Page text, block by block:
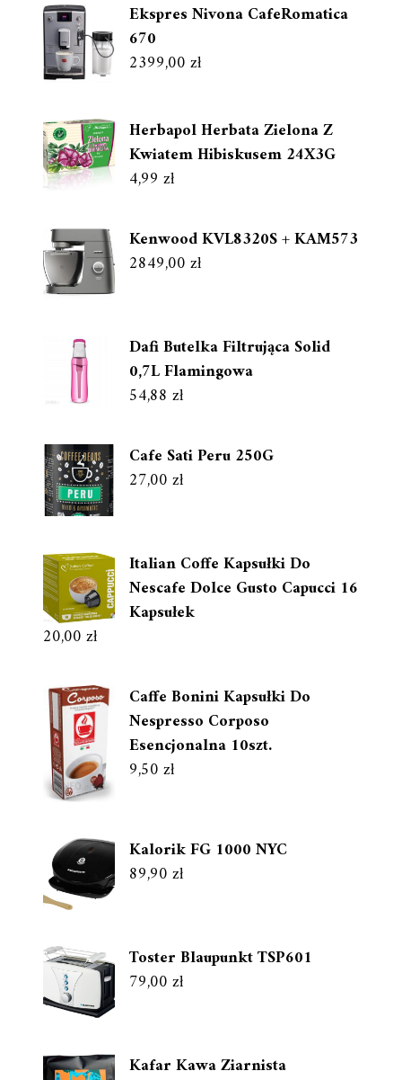
Ekspres Nivona CafeRomatica
670
2399,00zł
Herbapol Herbata Zielona Z
Kwiatem Hibiskusem 24X3G
4,99 zł
Kenwood KVL8320S + KAM573
2849,00zł
Dafi Butelka Filtrująca Solid
0,7L Flamingowa
54,88 zł
Cafe Sati Peru 250G
27,00zł
Italian Coffe Kapsułki Do
Nescafe Dolce Gusto Capucci 16
Kapsułek
20,00zł
Caffe Bonini Kapsułki Do
Nespresso Corposo
Esencjonalna 10szt.
9,50zł
Kalorik FG 1000 NYC
89,90zł
Toster Blaupunkt TSP601
79,00zł
Kafar Kawa Ziarnista